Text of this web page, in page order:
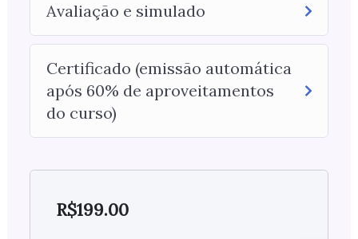
Avaliação e simulado
Certificado (emissão automática
após 60% de aproveitamentos
do curso)
R$199.00